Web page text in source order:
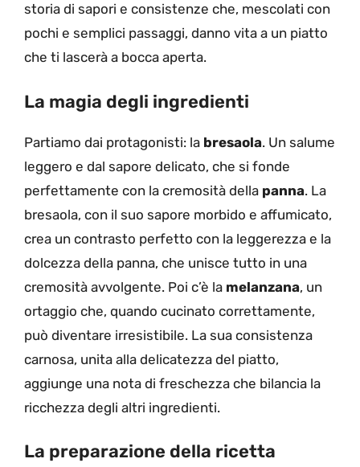
storia di sapori e consistenze che, mescolati con
pochi e semplici passaggi, danno vita a un piatto
che ti lascerà a bocca aperta.
La magia degli ingredienti
Partiamo dai protagonisti: la bresaola. Un salume
leggero e dal sapore delicato, che si fonde
perfettamente con la cremosità della panna. La
bresaola, con il suo sapore morbido e affumicato,
crea un contrasto perfetto con la leggerezza e la
dolcezza della panna, che unisce tutto in una
cremosità avvolgente. Poi c’è la melanzana, un
ortaggio che, quando cucinato correttamente,
può diventare irresistibile. La sua consistenza
carnosa, unita alla delicatezza del piatto,
aggiunge una nota di freschezza che bilancia la
ricchezza degli altri ingredienti.
La preparazione della ricetta